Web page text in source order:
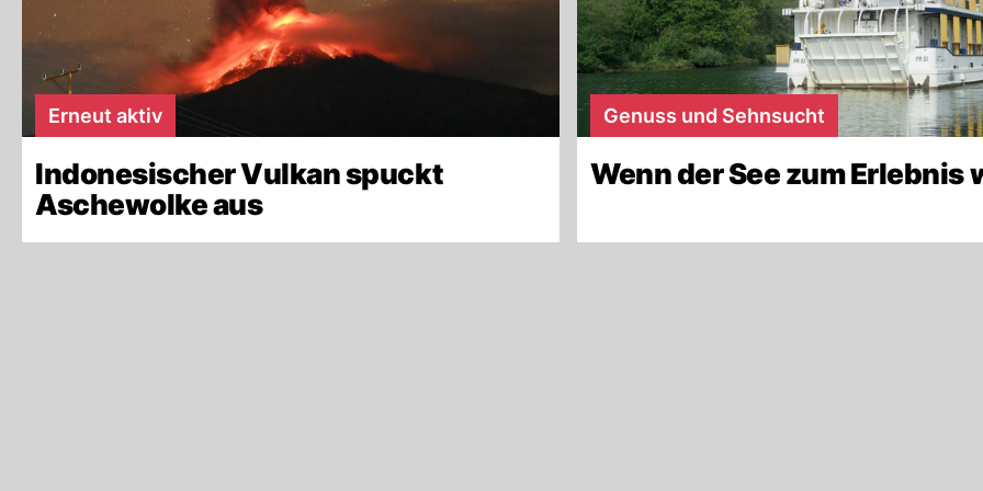
Erneut aktiv
Indonesischer Vulkan spuckt
Aschewolke aus
Genuss und Sehnsucht
Wenn der See zum Erlebnis